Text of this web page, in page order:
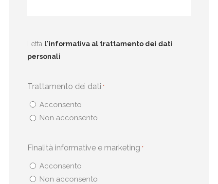
Letta l'informativa al trattamento dei dati
personali
Trattamento dei dati *
Acconsento
Non acconsento
Finalità informative e marketing *
Acconsento
Non acconsento